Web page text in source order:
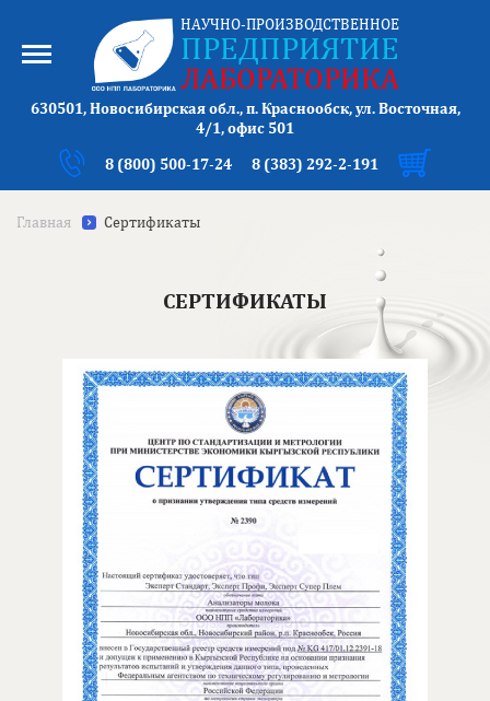
НАУЧНО-ПРОИЗВОДСТВЕННОЕ
ПРЕДПРИЯТИЕ
ЛАБОРАТОРИКА
630501, Новосибирская обл., п. Краснообск, ул. Восточная,
4/1, офис 501
8 (800) 500-17-24 8 (383) 292-2-191
Главная Сертификаты
СЕРТИФИКАТЫ